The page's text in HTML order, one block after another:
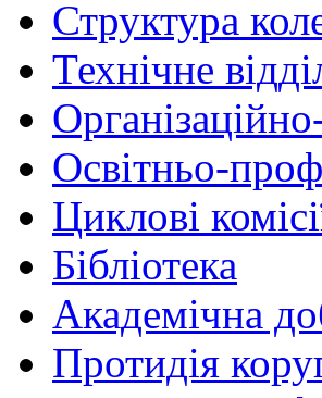
Структура
Технічне
Освітньо-
Циклові
Бібліотека
Академічна
Протидія